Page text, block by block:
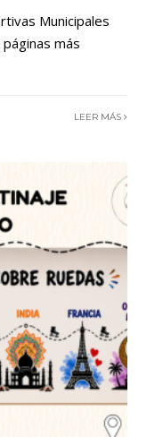
Municipales
más
LEER MÁS